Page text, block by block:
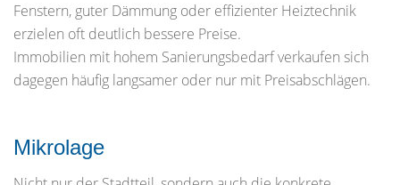
Fenstern, guter Dämmung oder effizienter Heiztechnik
erzielen oft deutlich bessere Preise.
Immobilien mit hohem Sanierungsbedarf verkaufen sich
dagegen häufig langsamer oder nur mit Preisabschlägen.
Mikrolage